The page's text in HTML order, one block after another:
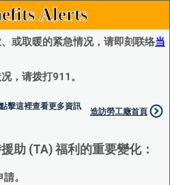
Alerts
或取暖的紧急情况，请即刻联络当
，请拨打911。
擊這裡查看更多資訊
造訪勞工廰首頁
助 (TA) 福利的重要變化：
。